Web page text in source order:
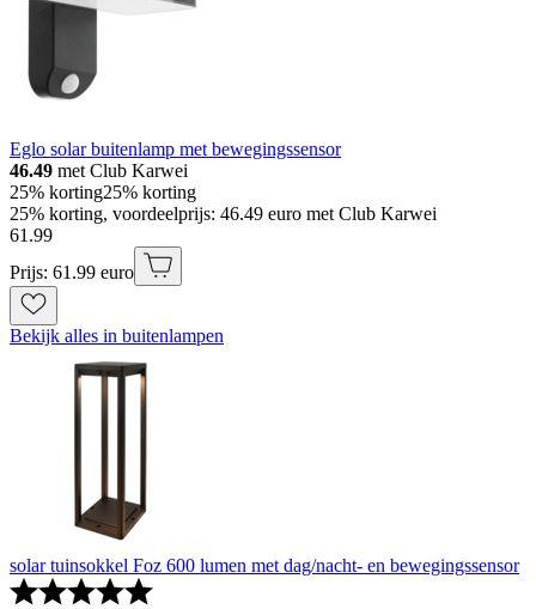
Eglo solar buitenlamp met bewegingssensor
46.49 met Club Karwei
25% korting25% korting
25% korting, voordeelprijs: 46.49 euro met Club Karwei
61 .99
Prijs: 61.99 euro
Bekijk alles in buitenlampen
solar tuinsokkel Foz 600 lumen met dag/nacht- en bewegingssensor